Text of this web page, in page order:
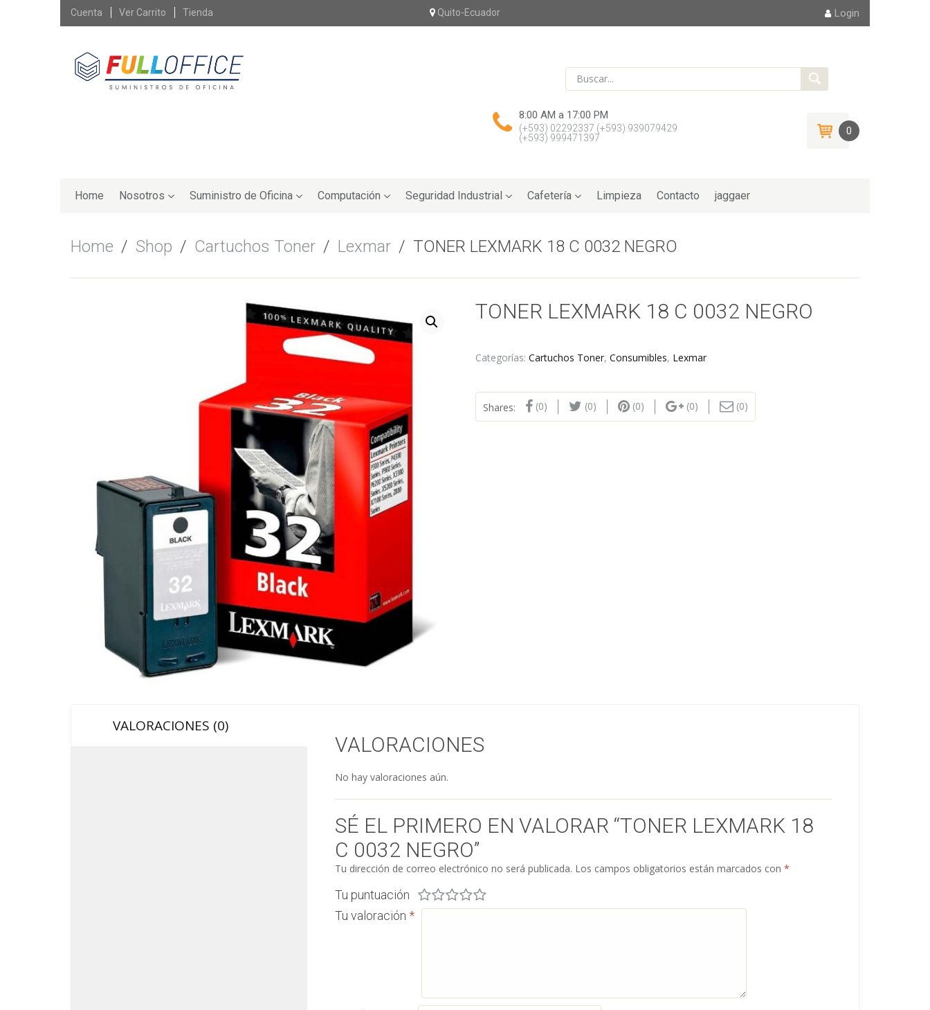
Skip
Cuenta Ver Carrito Tienda Quito-Ecuador Login
8:00 AM a 17:00 PM
(+593) 02292337 (+593) 939079429
(+593) 999471397
0
to
Home Nosotros Suministro de Oficina Computación Seguridad Industrial Cafetería Limpieza Contacto jaggaer
Home / Shop / Cartuchos Toner / Lexmar / TONER LEXMARK 18 C 0032 NEGRO
TONER LEXMARK 18 C 0032 NEGRO
Categorías: Cartuchos Toner, Consumibles, Lexmar
Shares: (0) (0) (0) (0) (0)
VALORACIONES (0)
VALORACIONES
No hay valoraciones aún.
SÉ EL PRIMERO EN VALORAR “TONER LEXMARK 18
C 0032 NEGRO”
Tu dirección de correo electrónico no será publicada. Los campos obligatorios están marcados con*
Tu puntuación
Tu valoración*